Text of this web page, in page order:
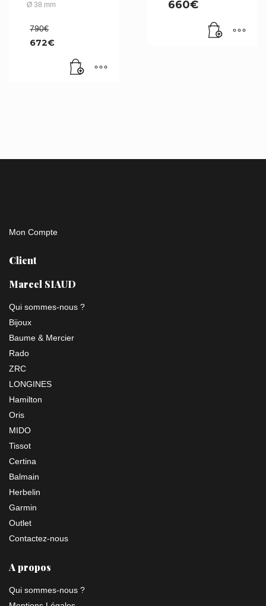
Ø 38 mm
790€
était :
790€.
672€
660€
Mon Compte
Client
Marcel SIAUD
Qui sommes-nous ?
Bijoux
Baume & Mercier
Rado
ZRC
LONGINES
Hamilton
Oris
MIDO
Tissot
Certina
Balmain
Herbelin
Garmin
Outlet
Contactez-nous
A propos
Qui sommes-nous ?